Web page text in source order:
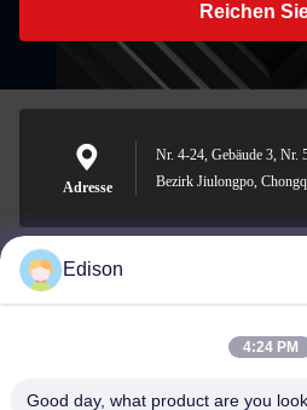
Reichen
Adresse
Nr. 4-24, Gebäude 3, Nr.
Bezirk Jiulongpo,
Edison
4:24 PM
Good day, what product are you